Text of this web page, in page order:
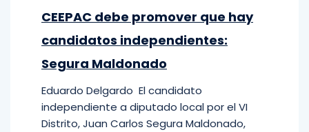
CEEPAC debe promover que hay
candidatos independientes:
Segura Maldonado
Eduardo Delgardo El candidato
independiente a diputado local por el VI
Distrito, Juan Carlos Segura Maldonado,